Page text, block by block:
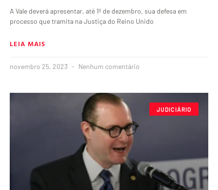
A Vale deverá apresentar, até 1º de dezembro, sua defesa em
processo que tramita na Justiça do Reino Unido
LEIA MAIS
novembro 25, 2023 Nenhum comentário
JUDICIÁRIO